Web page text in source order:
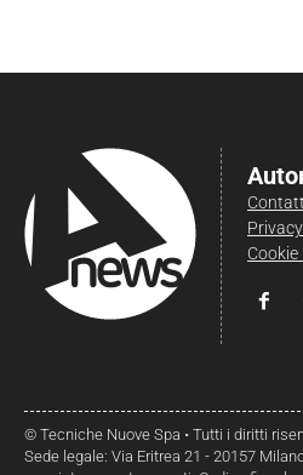
Cookie
© Tecniche Nuove Spa • Tutti i diritti
Sede legale: Via Eritrea 21 - 20157